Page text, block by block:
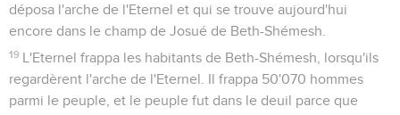
déposa l'arche de l'Eternel et qui se trouve aujourd'hui
encore dans le champ de Josué de Beth-Shémesh.
19 L'Eternel frappa les habitants de Beth-Shémesh, lorsqu'ils
regardèrent l'arche de l'Eternel. Il frappa 50'070 hommes
parmi le peuple, et le peuple fut dans le deuil parce que